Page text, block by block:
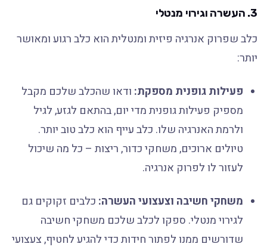
3. העשרה וגירוי מנטלי
כלב שפרוק אנרגיה פיזית ומנטלית הוא כלב רגוע ומאושר
יותר:
פעילות גופנית מספקת:ודאו שהכלב שלכם מקבל
מספיק פעילות גופנית מדי יום, בהתאם לגזע, לגיל
ולרמת האנרגיה שלו. כלב עייף הוא כלב טוב יותר.
טיולים ארוכים, משחקי כדור, ריצות – כל מה שיכול
לעזור לו לפרוק אנרגיה.
משחקי חשיבה וצעצועי העשרה:כלבים זקוקים גם
לגירוי מנטלי. ספקו לכלב שלכם משחקי חשיבה
שדורשים ממנו לפתור חידות כדי להגיע לחטיף, צעצועי